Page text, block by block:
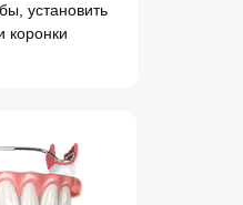
установить
коронки